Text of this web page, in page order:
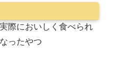
際においしく食べられ
ったやつ